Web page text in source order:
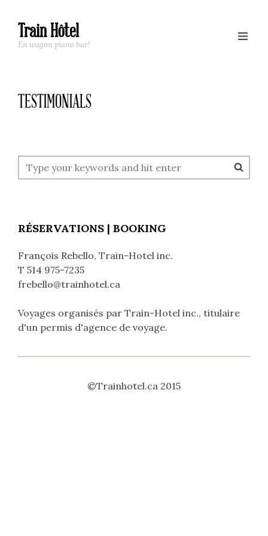
Train Hôtel
En wagon piano bar!
TESTIMONIALS
RÉSERVATIONS | BOOKING
François Rebello, Train-Hotel inc.
T 514 975-7235
frebello@trainhotel.ca
Voyages organisés par Train-Hotel inc., titulaire
d'un permis d'agence de voyage.
©Trainhotel.ca 2015